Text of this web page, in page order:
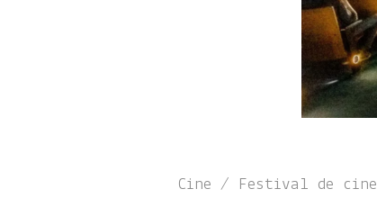
Cine / Festival de cine